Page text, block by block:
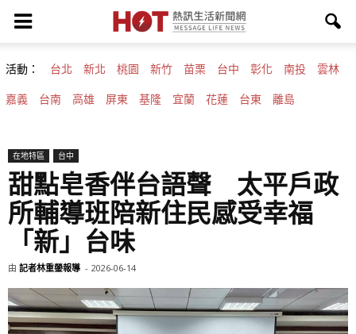
活動： 台北 新北 桃園 新竹 苗栗 台中 彰化 南投 雲林
嘉義 台南 高雄 屏東 基隆 宜蘭 花蓮 台東 離島
在地特區 台中
甜點皂香伴台語聲 太平戶政
所輔導班陪新住民感受幸福
「新」台味
由 記者林重鎣報導 - 2026-06-14